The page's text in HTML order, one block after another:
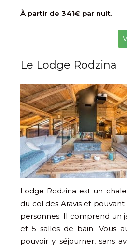
À partir de 341€ par nuit.
Le Lodge Rodzina
Lodge Rodzina est un
du col des Aravis et pouvant
personnes. Il comprend un
et 5 salles de bain. Vous
pouvoir y séjourner, sans